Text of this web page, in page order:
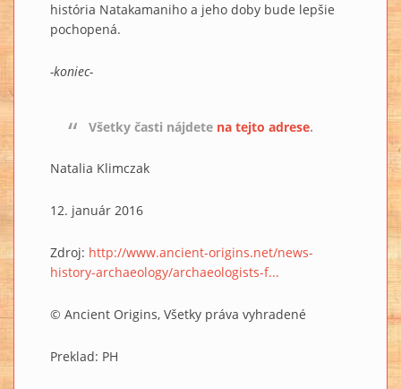
história Natakamaniho a jeho doby bude lepšie
pochopená.
-koniec-
Všetky časti nájdete na tejto adrese.
Natalia Klimczak
12. január 2016
Zdroj: http://www.ancient-origins.net/news-
history-archaeology/archaeologists-f...
© Ancient Origins, Všetky práva vyhradené
Preklad: PH